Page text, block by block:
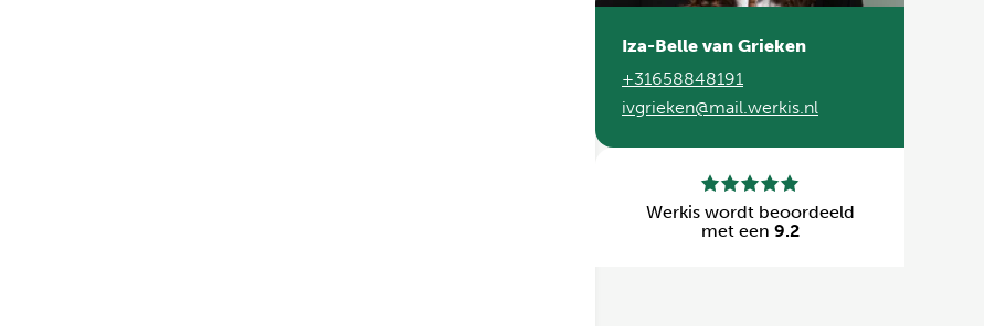
Iza-Belle van Grieken
+31658848191
ivgrieken@mail.werkis.nl
Werkis wordt beoordeeld
met een 9.2